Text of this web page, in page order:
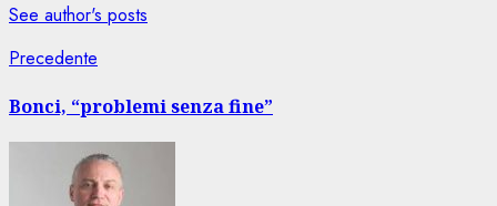
See author's posts
Navigazione
articolo
Precedente
Bonci, “problemi senza fine”